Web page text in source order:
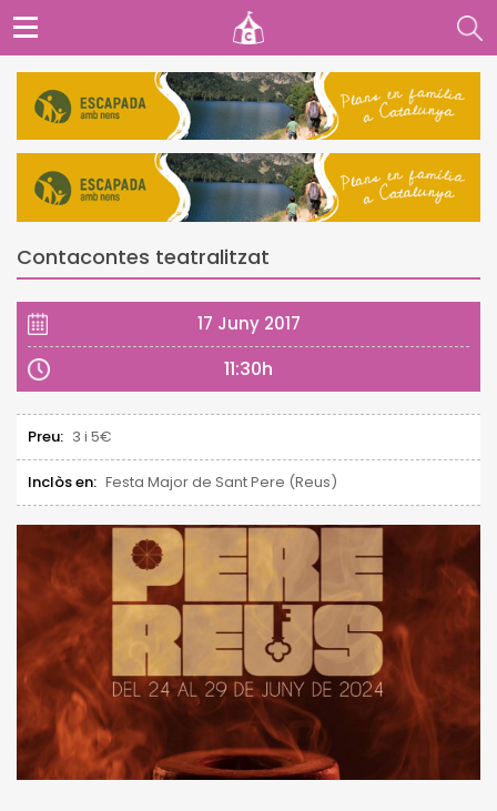
Contacontes teatralitzat
17 Juny 2017
11:30h
Preu: 3 i 5€
Inclòs en: Festa Major de Sant Pere (Reus)